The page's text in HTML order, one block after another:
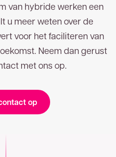
van hybride werken een
u meer weten over de
voor het faciliteren van
Neem dan gerust
met ons op.
op